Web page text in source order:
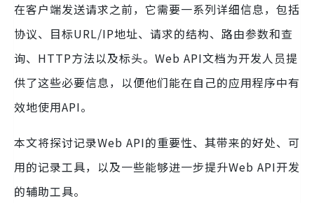
在客户端发送请求之前，它需要一系列详细信息，包括
协议、目标URL/IP地址、请求的结构、路由参数和查
询、HTTP方法以及标头。Web API文档为开发人员提
供了这些必要信息，以便他们能在自己的应用程序中有
效地使用API。
本文将探讨记录Web API的重要性、其带来的好处、可
用的记录工具，以及一些能够进一步提升Web API开发
的辅助工具。